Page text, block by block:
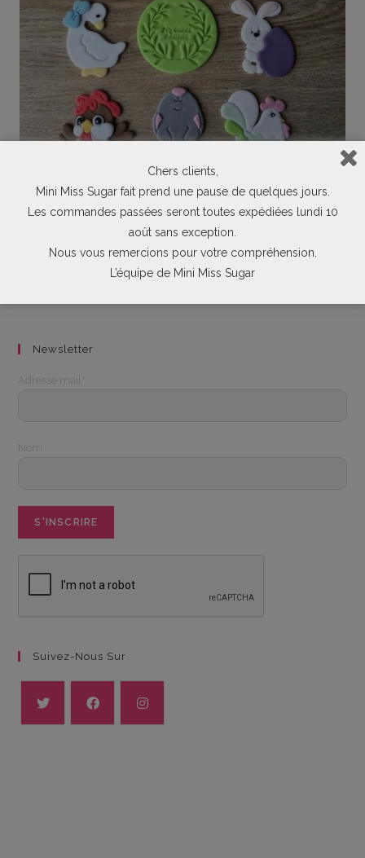
Tous nos produits,Emporte-pièces en kit
LOT de 8 emporte pièces en KIT + 1 tampon THEME PAQUES
47,90 €
Newsletter
Adresse mail*
Nom
Suivez-Nous Sur
Chers clients,
Mini Miss Sugar fait prend une pause de quelques jours.
Les commandes passées seront toutes expédiées lundi 10
août sans exception.
Nous vous remercions pour votre compréhension.
L’équipe de Mini Miss Sugar